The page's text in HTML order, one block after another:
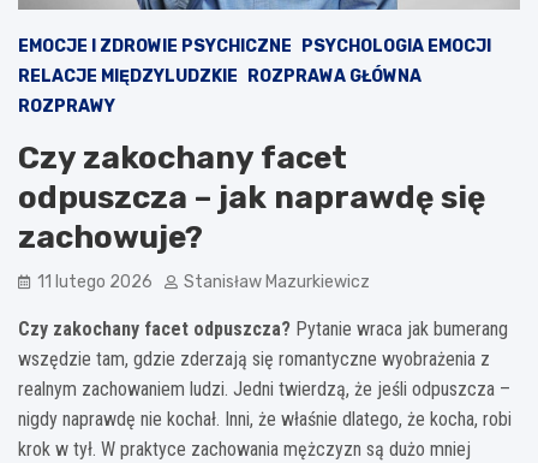
EMOCJE I ZDROWIE PSYCHICZNE
PSYCHOLOGIA EMOCJI
RELACJE MIĘDZYLUDZKIE
ROZPRAWA GŁÓWNA
ROZPRAWY
Czy zakochany facet
odpuszcza – jak naprawdę się
zachowuje?
11 lutego 2026 Stanisław Mazurkiewicz
Czy zakochany facet odpuszcza? Pytanie wraca jak bumerang
wszędzie tam, gdzie zderzają się romantyczne wyobrażenia z
realnym zachowaniem ludzi. Jedni twierdzą, że jeśli odpuszcza –
nigdy naprawdę nie kochał. Inni, że właśnie dlatego, że kocha, robi
krok w tył. W praktyce zachowania mężczyzn są dużo mniej